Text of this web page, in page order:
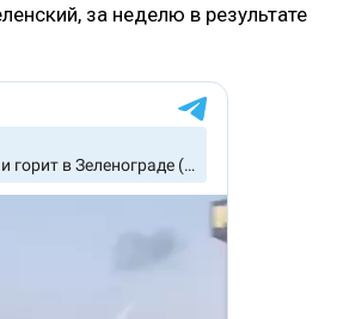
за неделю в результате